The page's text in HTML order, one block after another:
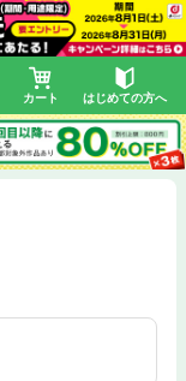
カート はじめての方へ